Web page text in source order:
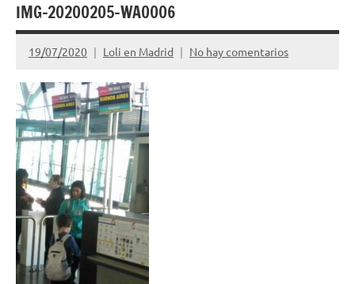
IMG-20200205-WA0006
19/07/2020 Loli en Madrid No hay comentarios